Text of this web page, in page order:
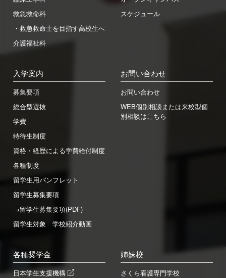
救急救命科
・救急救命士を目指す高校生へ
介護福祉科
スケジュール
入学案内
募集要項
総合型選抜
学費
特待生制度
資格・経歴による学費給付制度
各種制度
留学生用パンフレット
留学生募集要項
→留学生募集要項(PDF)
留学生対象 学校紹介動画
お問い合わせ
お問い合わせ
WEB個別相談または来校型個
別相談はこちら
各種奨学金
日本学生支援機構
姉妹校
さくら看護専門学校